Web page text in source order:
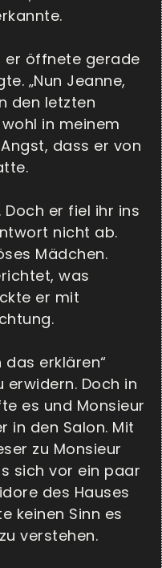
er öffnete gerade
„Nun Jeanne,
den letzten
in meinem
dass er von
Doch er fiel ihr ins
nicht ab.
Mädchen.
was
er mit
das erklären“
Doch in
es und Monsieur
in den Salon. Mit
zu Monsieur
sich vor ein paar
des Hauses
keinen Sinn es
verstehen.